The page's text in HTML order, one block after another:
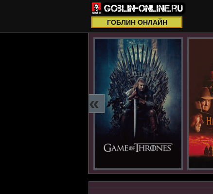
ГОБЛИН ОНЛАЙН
«